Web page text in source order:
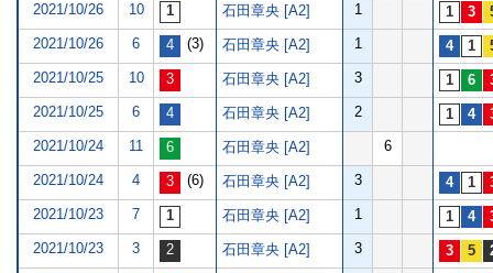
2021/10/26 10 石田章央 [A2] 1
2021/10/26 6 (3) 石田章央 [A2] 1
2021/10/25 10 石田章央 [A2] 3
2021/10/25 6 石田章央 [A2] 2
2021/10/24 11 石田章央 [A2] 6
2021/10/24 4 (6) 石田章央 [A2] 3
2021/10/23 7 石田章央 [A2] 1
2021/10/23 3 石田章央 [A2] 3